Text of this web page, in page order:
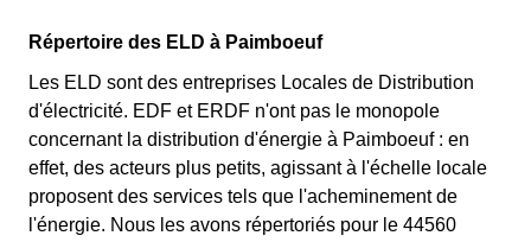
Répertoire des ELD à Paimboeuf
Les ELD sont des entreprises Locales de Distribution
d'électricité. EDF et ERDF n'ont pas le monopole
concernant la distribution d'énergie à Paimboeuf : en
effet, des acteurs plus petits, agissant à l'échelle locale
proposent des services tels que l'acheminement de
l'énergie. Nous les avons répertoriés pour le 44560